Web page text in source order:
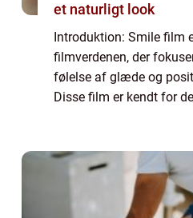
et naturligt look
Introduktion: Smile film
filmverdenen, der
følelse af glæde og
Disse film er kendt for